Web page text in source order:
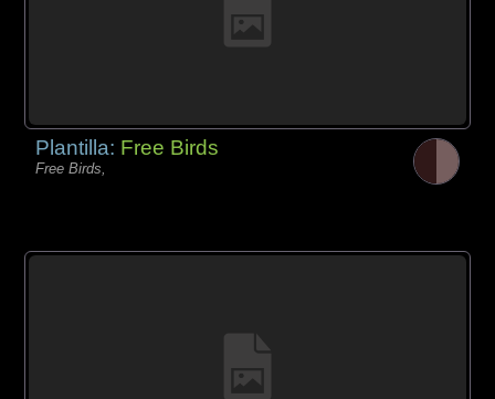
Plantilla: Free Birds
Free Birds,